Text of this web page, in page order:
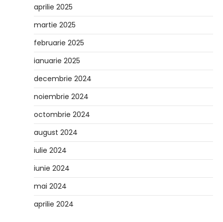
aprilie 2025
martie 2025
februarie 2025
ianuarie 2025
decembrie 2024
noiembrie 2024
octombrie 2024
august 2024
iulie 2024
iunie 2024
mai 2024
aprilie 2024